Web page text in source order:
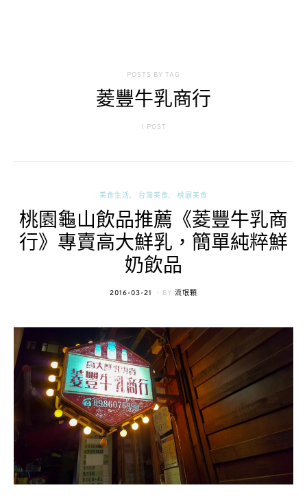
POSTS BY TAG
菱豐牛乳商行
1 POST
美食生活 台灣美食 桃園美食
桃園龜山飲品推薦《菱豐牛乳商
行》專賣高大鮮乳，簡單純粹鮮
奶飲品
POSTED
2016-03-21 BY 流氓顆